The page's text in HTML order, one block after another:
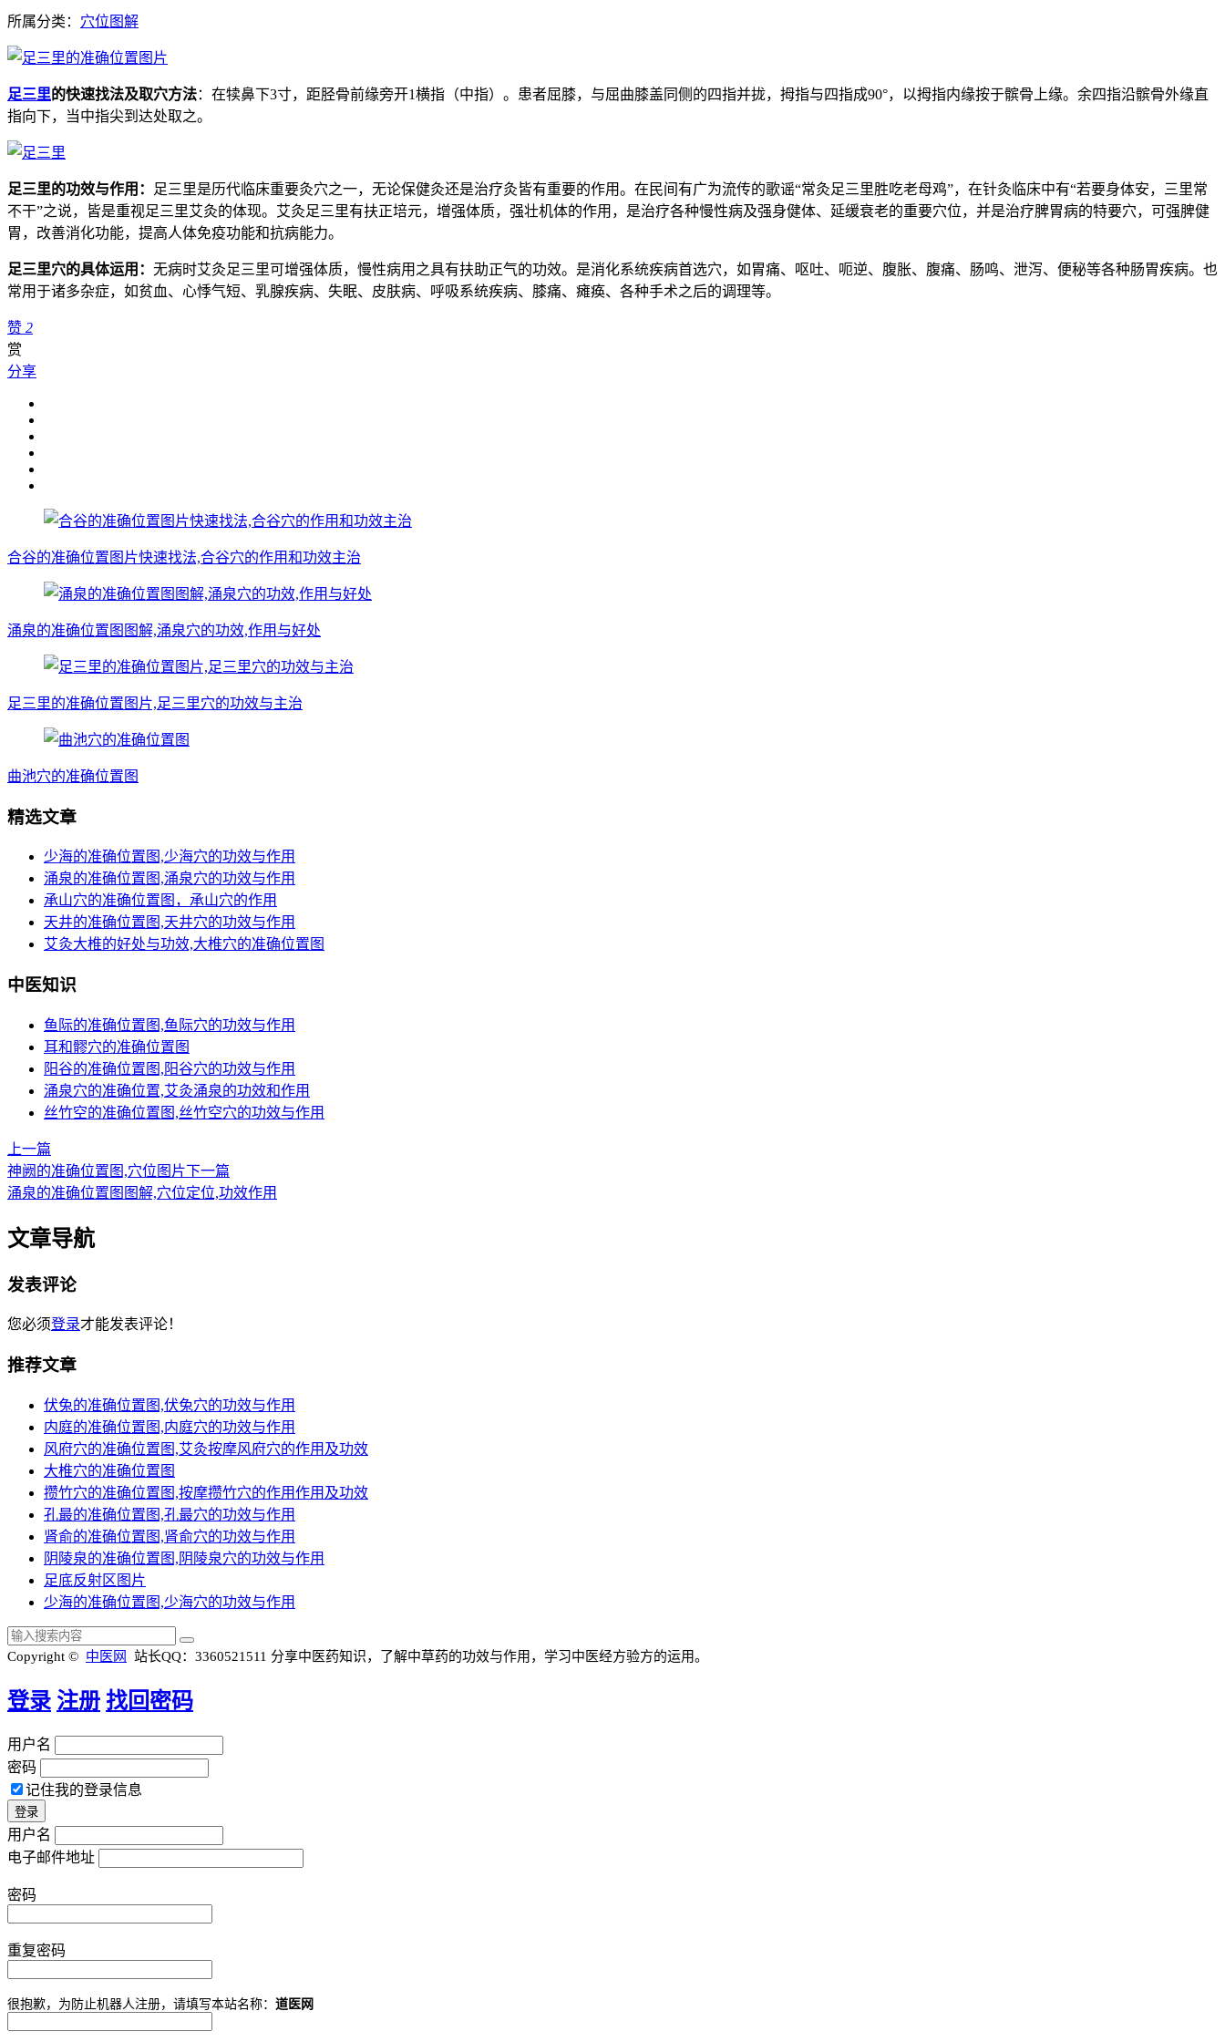
所属分类： 穴位图解
足三里的快速找法及取穴方法：在犊鼻下3寸，距胫骨前缘旁开1横指（中指）。患者屈膝，与屈曲膝盖同侧的四指并拢，拇指与四指成90°，以拇指内缘按于髌骨上缘。余四指沿髌骨外缘直
指向下，当中指尖到达处取之。
足三里的功效与作用：
足三里是历代临床重要灸穴之一，无论保健灸还是治疗灸皆有重要的作用。在民间有广为流传的歌谣“常灸足三里胜吃老母鸡”，在针灸临床中有“若要身体安，三里常
不干”之说，皆是重视足三里艾灸的体现。艾灸足三里有扶正培元，增强体质，强壮机体的作用，是治疗各种慢性病及强身健体、延缓衰老的重要穴位，并是治疗脾胃病的特要穴，可强脾健
胃，改善消化功能，提高人体免疫功能和抗病能力。
足三里穴的具体运用： 无病时艾灸足三里可增强体质，慢性病用之具有扶助正气的功效。是消化系统疾病首选穴，如胃痛、呕吐、呃逆、腹胀、腹痛、肠鸣、泄泻、便秘等各种肠胃疾病。也
常用于诸多杂症，如贫血、心悸气短、乳腺疾病、失眠、皮肤病、呼吸系统疾病、膝痛、瘫痪、各种手术之后的调理等。
赞 2
赏
分享
合谷的准确位置图片快速找法,合谷穴的作用和功效主治
涌泉的准确位置图图解,涌泉穴的功效,作用与好处
足三里的准确位置图片,足三里穴的功效与主治
曲池穴的准确位置图
精选文章
少海的准确位置图,少海穴的功效与作用
涌泉的准确位置图,涌泉穴的功效与作用
承山穴的准确位置图，承山穴的作用
天井的准确位置图,天井穴的功效与作用
艾灸大椎的好处与功效,大椎穴的准确位置图
中医知识
鱼际的准确位置图,鱼际穴的功效与作用
耳和髎穴的准确位置图
阳谷的准确位置图,阳谷穴的功效与作用
涌泉穴的准确位置,艾灸涌泉的功效和作用
丝竹空的准确位置图,丝竹空穴的功效与作用
上一篇
神阙的准确位置图,穴位图片下一篇
涌泉的准确位置图图解,穴位定位,功效作用
文章导航
发表评论
您必须登录才能发表评论！
推荐文章
伏兔的准确位置图,伏兔穴的功效与作用
内庭的准确位置图,内庭穴的功效与作用
风府穴的准确位置图,艾灸按摩风府穴的作用及功效
大椎穴的准确位置图
攒竹穴的准确位置图,按摩攒竹穴的作用作用及功效
孔最的准确位置图,孔最穴的功效与作用
肾俞的准确位置图,肾俞穴的功效与作用
阴陵泉的准确位置图,阴陵泉穴的功效与作用
足底反射区图片
少海的准确位置图,少海穴的功效与作用
Copyright © 中医网 站长QQ：3360521511 分享中医药知识，了解中草药的功效与作用，学习中医经方验方的运用。
登录 注册 找回密码
用户名
密码
记住我的登录信息
用户名
电子邮件地址
密码
重复密码
很抱歉，为防止机器人注册，请填写本站名称： 道医网